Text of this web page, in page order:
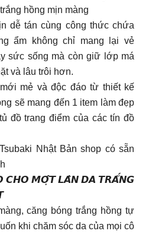
hồng mịn màng
dễ tán cùng công thức chứa
ẩm không chỉ mang lại vẻ
sức sống mà còn giữ lớp má
và lâu trôi hơn.
mẻ và độc đáo từ thiết kế
sẽ mang đến 1 item làm đẹp
đồ trang điểm của các tín đồ
Nhật Bản shop có sẵn
𝙈𝙊̣̂𝙏 𝙇𝘼̀𝙉 𝘿𝘼 𝙏𝙍𝘼̆́𝙉𝙂
căng bóng trắng hồng tự
khi chăm sóc da của mọi cô